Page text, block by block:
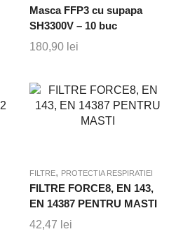
Masca FFP3 cu supapa
SH3300V – 10 buc
180,90 lei
FILTRE, PROTECTIA RESPIRATIEI
FILTRE FORCE8, EN 143,
EN 14387 PENTRU MASTI
42,47 lei